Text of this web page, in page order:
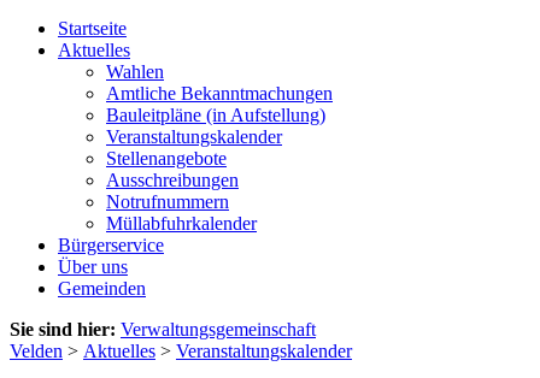
Startseite
Aktuelles
Wahlen
Amtliche Bekanntmachungen
Bauleitpläne (in Aufstellung)
Veranstaltungskalender
Stellenangebote
Ausschreibungen
Notrufnummern
Müllabfuhrkalender
Bürgerservice
Über uns
Gemeinden
Sie sind hier: Verwaltungsgemeinschaft
Velden > Aktuelles > Veranstaltungskalender